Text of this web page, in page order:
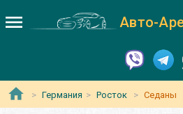
Авто-
Германия Росток Седаны